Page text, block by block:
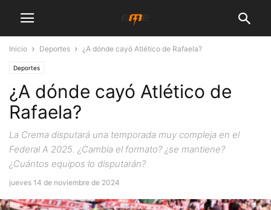
Inicio Deportes ¿A dónde cayó Atlético de Rafaela?
Deportes
¿A dónde cayó Atlético de
Rafaela?
La Crema disputará una temporada muy compleja en el
Federal A 2025. ¿Cambia el formato? ¿se mantiene?
¿Cuántos equipos lo disputarán?
jueves 14 de noviembre de 2024